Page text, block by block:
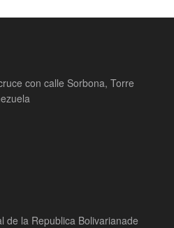
con calle Sorbona, Torre
de la Republica Bolivarianade